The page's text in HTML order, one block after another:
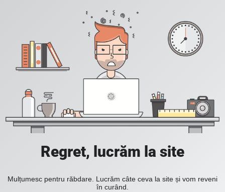
Regret, lucrăm la site
Mulțumesc pentru răbdare. Lucrăm câte ceva la site și vom reveni
în curând.